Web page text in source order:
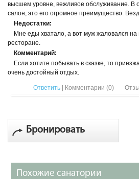
высшем уровне, вежливое обслуживание. В
салон, это его огромное преимущество.
Недостатки:
Мне еды хватало, а вот муж жаловался на
ресторане.
Комментарий:
Если хотите побывать в сказке, то
очень достойный отдых.
Ответить | Комментарии (0)
Бронировать
Похожие санатории